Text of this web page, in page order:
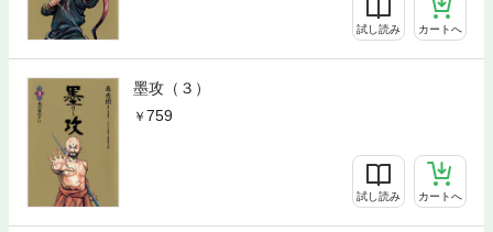
試し読み カートへ
墨攻（３）
759
試し読み カートへ